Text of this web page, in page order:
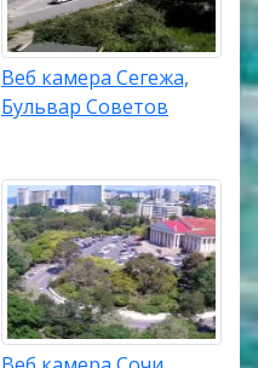
Веб камера Сегежа,
Бульвар Советов